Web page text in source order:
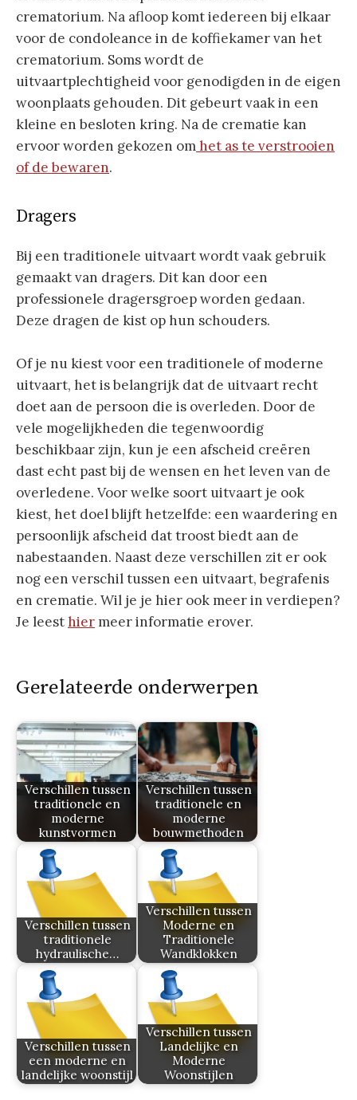
crematorium. Na afloop komt iedereen bij elkaar
voor de condoleance in de koffiekamer van het
crematorium. Soms wordt de
uitvaartplechtigheid voor genodigden in de eigen
woonplaats gehouden. Dit gebeurt vaak in een
kleine en besloten kring. Na de crematie kan
ervoor worden gekozen omhet as te verstrooien
of de bewaren.
Dragers
Bij een traditionele uitvaart wordt vaak gebruik
gemaakt van dragers. Dit kan door een
professionele dragersgroep worden gedaan.
Deze dragen de kist op hun schouders.
Of je nu kiest voor een traditionele of moderne
uitvaart, het is belangrijk dat de uitvaart recht
doet aan de persoon die is overleden. Door de
vele mogelijkheden die tegenwoordig
beschikbaar zijn, kun je een afscheid creëren
dast echt past bij de wensen en het leven van de
overledene. Voor welke soort uitvaart je ook
kiest, het doel blijft hetzelfde: een waardering en
persoonlijk afscheid dat troost biedt aan de
nabestaanden. Naast deze verschillen zit er ook
nog een verschil tussen een uitvaart, begrafenis
en crematie. Wil je je hier ook meer in verdiepen?
Je leesthier meer informatie erover.
Gerelateerde onderwerpen
Verschillen tussen
traditionele en
moderne
kunstvormen
Verschillen tussen
traditionele en
moderne
bouwmethoden
Verschillen tussen
traditionele
hydraulische…
Verschillen tussen
Moderne en
Traditionele
Wandklokken
Verschillen tussen
een moderne en
landelijke woonstijl
Verschillen tussen
Landelijke en
Moderne
Woonstijlen